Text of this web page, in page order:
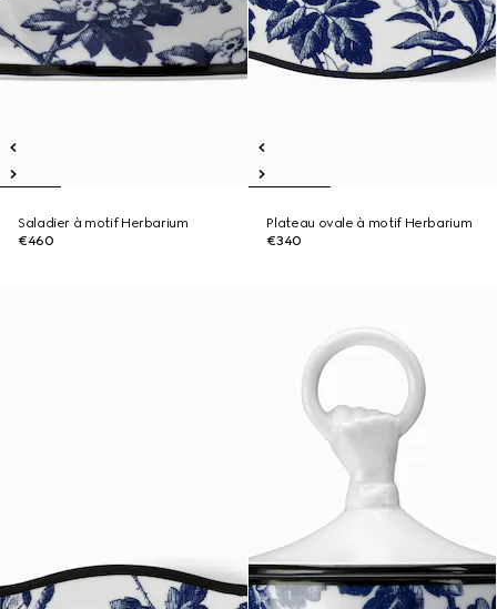
Saladier à motif Herbarium
€460
Plateau ovale à motif Herbarium
€340